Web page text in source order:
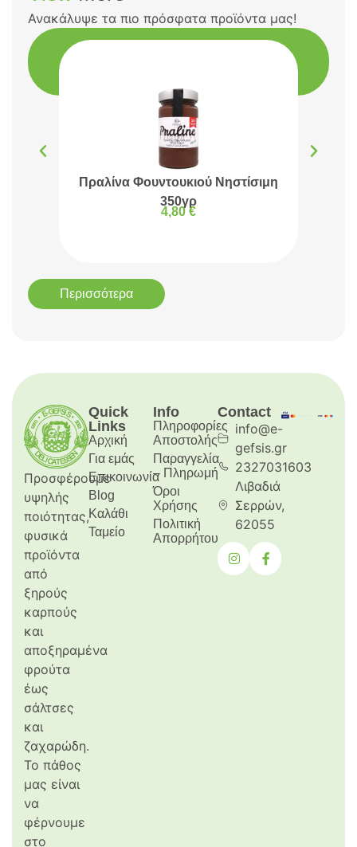
Ανακάλυψε τα πιο πρόσφατα προϊόντα μας!
Πραλίνα Φουντουκιού Νηστίσιμη
350γρ
4,80 €
Περισσότερα
Προσφέρουμε
υψηλής
ποιότητας,
φυσικά
προϊόντα
από
ξηρούς
καρπούς
και
αποξηραμένα
φρούτα
έως
σάλτσες
και
ζαχαρώδη.
Το πάθος
μας είναι
να
φέρνουμε
στο
Quick
Links
Αρχική
Για εμάς
Επικοινωνία
Blog
Καλάθι
Ταμείο
Info
Πληροφορίες
Aποστολής
Παραγγελία
– Πληρωμή
Όροι
Χρήσης
Πολιτική
Απορρήτου
Contact
info@e-
gefsis.gr
2327031603
Λιβαδιά
Σερρών,
62055